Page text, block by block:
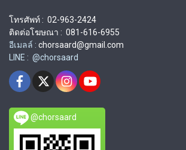
โทรศัพท์ : 02-963-2424
ติดต่อโฆษณา : 081-616-6955
อีเมลล์ : chorsaard@gmail.com
LINE : @chorsaard
@chorsaard